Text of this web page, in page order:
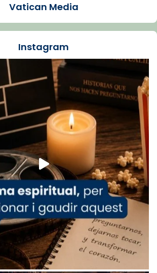
patir depressió. Fa gairebé
l'Estadi Lluís Companys, la
comp
Vatican
👇
es/iglesia/news/2026-
depresion-papa-viaje-
· Share
de Barcelona
Juliana i Semproniana ens
la mirada»
bisbe de Tortosa, ha
27 de juliol la missa de Les
Vatican Media
Instagram